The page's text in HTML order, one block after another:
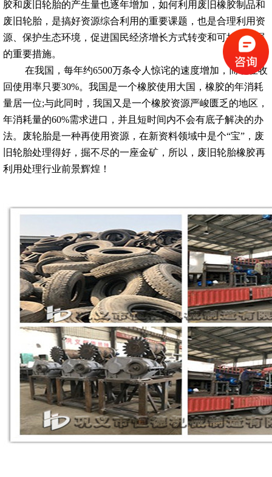
胶和废旧轮胎的产生量也逐年增加，如何利用废旧橡胶制品和
废旧轮胎，是搞好资源综合利用的重要课题，也是合理利用资
源、保护生态环境，促进国民经济增长方式转变和可持续发展
的重要措施。
在我国，每年约6500万条令人惊诧的速度增加，而现在收
回使用率只要30%。我国是一个橡胶使用大国，橡胶的年消耗
量居一位;与此同时，我国又是一个橡胶资源严峻匮乏的地区，
年消耗量的60%需求进口，并且短时间内不会有底子解决的办
法。废轮胎是一种再使用资源，在新资料领域中是个“宝”，废
旧轮胎处理得好，掘不尽的一座金矿，所以，废旧轮胎橡胶再
利用处理行业前景辉煌！